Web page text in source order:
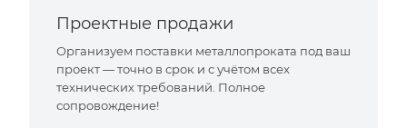
Проектные продажи
Организуем поставки металлопроката под ваш
проект — точно в срок и с учётом всех
технических требований. Полное
сопровождение!